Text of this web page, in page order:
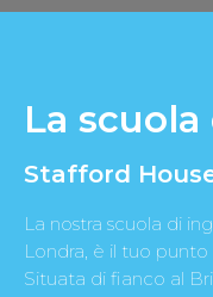
La
Stafford
La nostra scuola di
Londra, è il tuo
Situata di fianco al